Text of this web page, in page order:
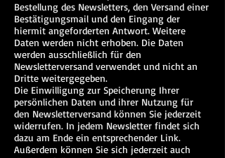
Bestellung des Newsletters, den Versand einer
Bestätigungsmail und den Eingang der
hiermit angeforderten Antwort. Weitere
Daten werden nicht erhoben. Die Daten
werden ausschließlich für den
Newsletterversand verwendet und nicht an
Dritte weitergegeben.
Die Einwilligung zur Speicherung Ihrer
persönlichen Daten und ihrer Nutzung für
den Newsletterversand können Sie jederzeit
widerrufen. In jedem Newsletter findet sich
dazu am Ende ein entsprechender Link.
Außerdem können Sie sich jederzeit auch